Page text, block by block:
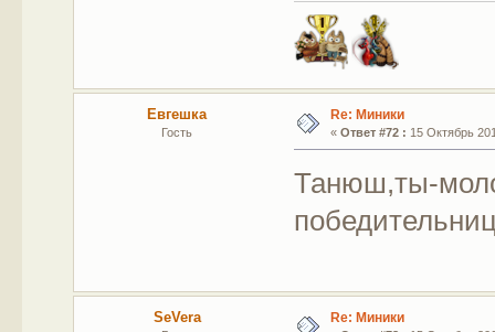
Евгешка
Гость
Re: Миники
« Ответ #72 : 15 Октябрь
Танюш,ты-
SeVera Re: Миники